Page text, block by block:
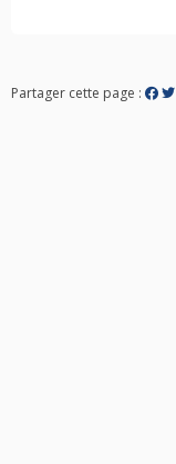
Partager cette page :